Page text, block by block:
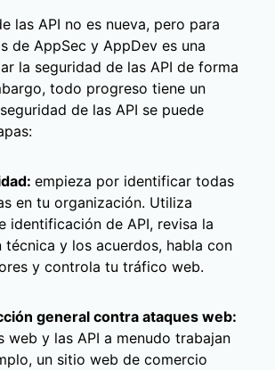
las API no es nueva, pero para
de AppSec y AppDev es una
la seguridad de las API de forma
todo progreso tiene un
de las API se puede
empieza por identificar todas
en tu organización. Utiliza
identificación de API, revisa la
técnica y los acuerdos, habla con
y controla tu tráfico web.
general contra ataques web:
web y las API a menudo trabajan
un sitio web de comercio